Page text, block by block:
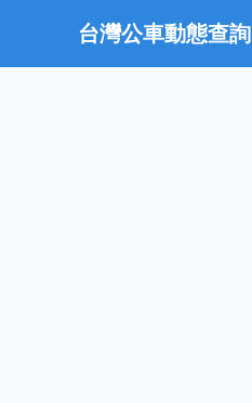
台灣公車動態查詢